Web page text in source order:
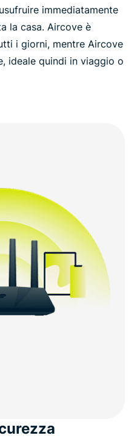
immediatamente
la casa. Aircove è
i giorni, mentre Aircove
ideale quindi in viaggio o